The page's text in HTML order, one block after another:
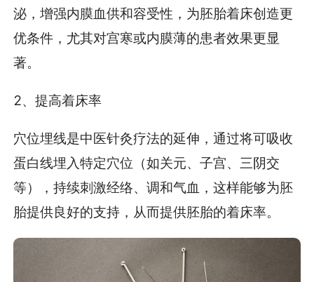
泌，增强内膜血供和容受性，为胚胎着床创造更
优条件，尤其对宫寒或内膜薄的患者效果更显
著。
2、提高着床率
穴位埋线是中医针灸疗法的延伸，通过将可吸收
蛋白线埋入特定穴位（如关元、子宫、三阴交
等），持续刺激经络、调和气血，这样能够为胚
胎提供良好的支持，从而提供胚胎的着床率。